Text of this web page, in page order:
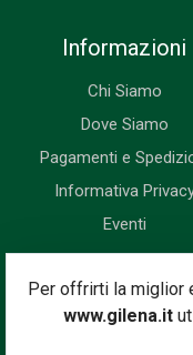
Per offrirti la miglior
www.gilena.it
Informazioni
Chi Siamo
Dove Siamo
Pagamenti e
Informativa
Eventi
Iscriviti subito alla